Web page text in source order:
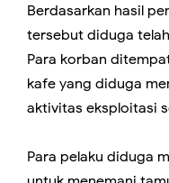
Berdasarkan hasil
tersebut diduga
Para korban
kafe yang diduga
aktivitas eksploitasi
Para pelaku diduga